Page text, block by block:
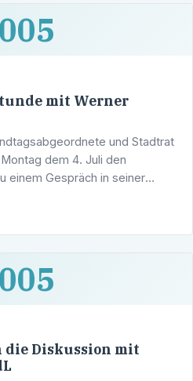
mit Werner
und Stadtrat
dem 4. Juli den
einem Gespräch in seiner
die Diskussion mit